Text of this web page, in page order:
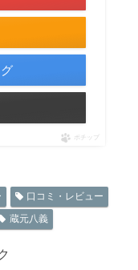
ポチップ
口コミ・レビュー
蔵元八義